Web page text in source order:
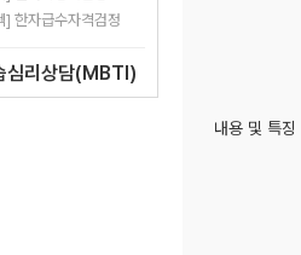
] 한자급수자격검정
심리상담(MBTI)
내용 및 특징